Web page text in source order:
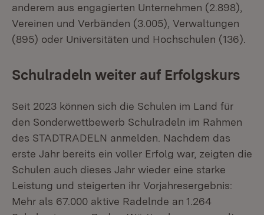
anderem aus engagierten Unternehmen (2.898),
Vereinen und Verbänden (3.005), Verwaltungen
(895) oder Universitäten und Hochschulen (136).
Schulradeln weiter auf Erfolgskurs
Seit 2023 können sich die Schulen im Land für
den Sonderwettbewerb Schulradeln im Rahmen
des STADTRADELN anmelden. Nachdem das
erste Jahr bereits ein voller Erfolg war, zeigten die
Schulen auch dieses Jahr wieder eine starke
Leistung und steigerten ihr Vorjahresergebnis:
Mehr als 67.000 aktive Radelnde an 1.264